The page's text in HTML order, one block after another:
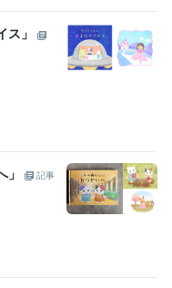
」
記事